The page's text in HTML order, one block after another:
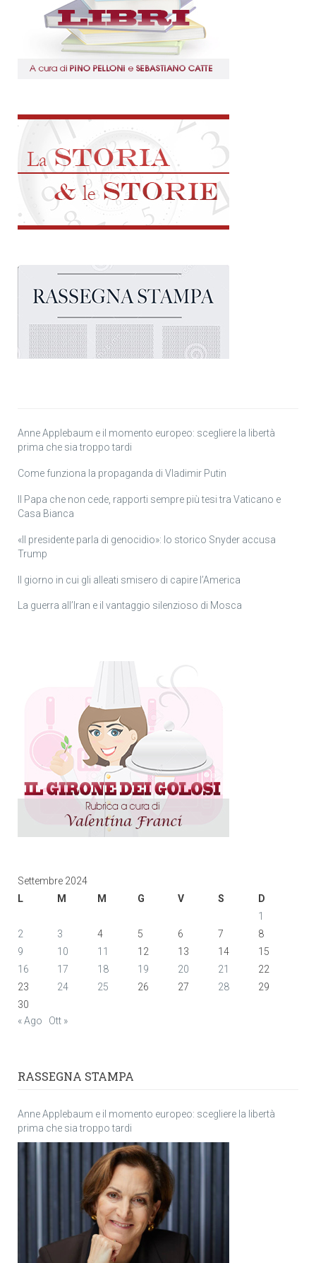
Anne Applebaum e il momento europeo: scegliere la libertà
prima che sia troppo tardi
Come funziona la propaganda di Vladimir Putin
Il Papa che non cede, rapporti sempre più tesi tra Vaticano e
Casa Bianca
«Il presidente parla di genocidio»: lo storico Snyder accusa
Trump
Il giorno in cui gli alleati smisero di capire l’America
La guerra all’Iran e il vantaggio silenzioso di Mosca
Settembre 2024
L
M M G V S
D
1
2
3 4 5 6 7
8
9
10 11 12 13 14
15
16
17 18 19 20 21
22
23
24 25 26 27 28
29
30
« Ago
Ott »
RASSEGNA STAMPA
Anne Applebaum e il momento europeo: scegliere la libertà
prima che sia troppo tardi